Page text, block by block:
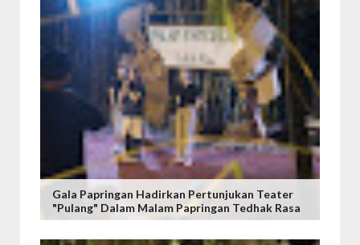
Gala Papringan Hadirkan Pertunjukan Teater
"Pulang" Dalam Malam Papringan Tedhak Rasa